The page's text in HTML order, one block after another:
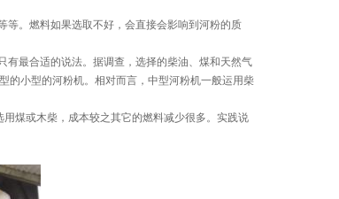
。燃料如果选取不好，会直接会影响到河粉的质
最合适的说法。据调查，选择的柴油、煤和天然气
的小型的河粉机。相对而言，中型河粉机一般运用柴
煤或木柴，成本较之其它的燃料减少很多。实践说